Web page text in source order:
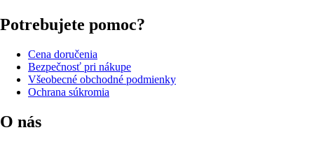
Potrebujete pomoc?
Cena doručenia
Bezpečnosť pri nákupe
Všeobecné obchodné podmienky
Ochrana súkromia
O nás